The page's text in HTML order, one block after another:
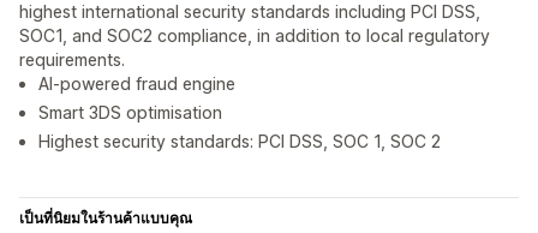
highest international security standards including PCI DSS,
SOC1, and SOC2 compliance, in addition to local regulatory
requirements.
AI-powered fraud engine
Smart 3DS optimisation
Highest security standards: PCI DSS, SOC 1, SOC 2
เป็นที่นิยมในร้านค้าแบบคุณ